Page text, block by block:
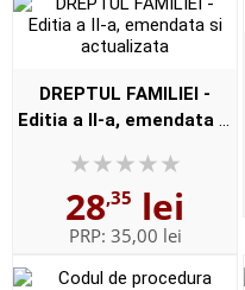
DREPTUL FAMILIEI -
Editia a II-a, emendata si
28,35 lei
PRP: 35,00 lei